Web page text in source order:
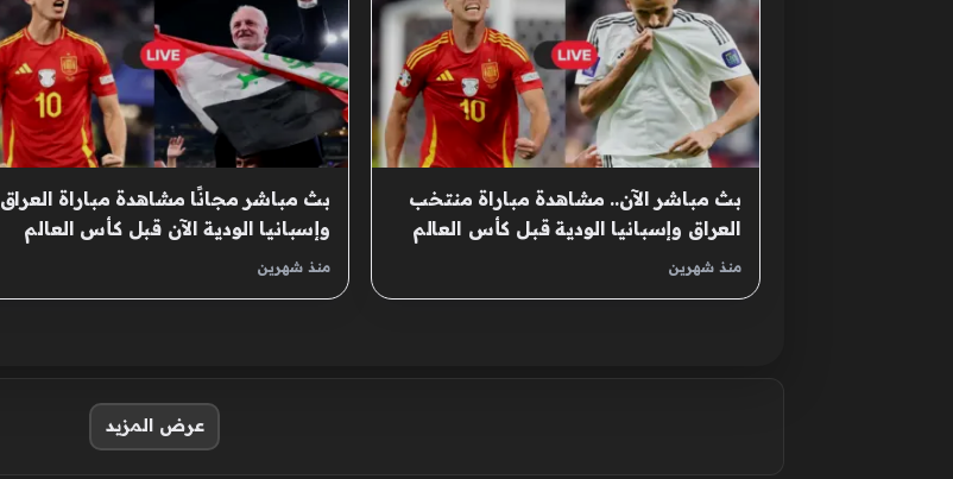
بث مباشر الآن.. مشاهدة مباراة منتخب
العراق وإسبانيا الودية قبل كأس العالم
2026
منذ شهرين
بث مباشر مجانًا مشاهدة مباراة العراق
وإسبانيا الودية الآن قبل كأس العالم
منذ شهرين
عرض المزيد